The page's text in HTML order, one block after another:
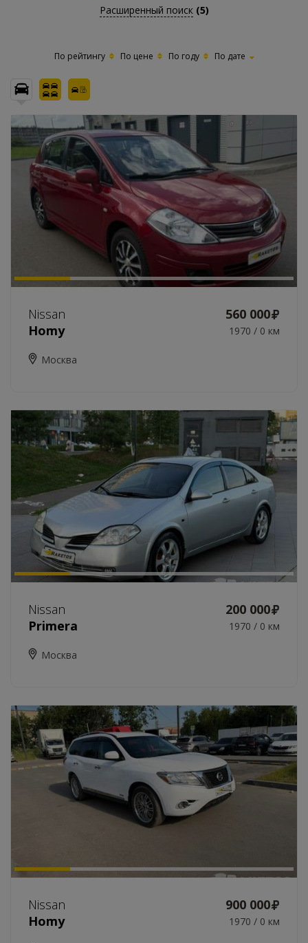
Расширенный поиск (5)
По рейтингу По цене По году По дате
Nissan
560 000
Homy
1970 / 0 км
Москва
Nissan
200 000
Primera
1970 / 0 км
Москва
Nissan
900 000
Homy
1970 / 0 км